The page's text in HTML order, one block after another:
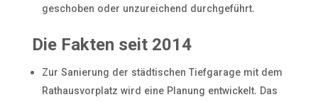
geschoben oder unzureichend durchgeführt.
Die Fakten seit 2014
Zur Sanierung der städtischen Tiefgarage mit dem
Rathausvorplatz wird eine Planung entwickelt. Das